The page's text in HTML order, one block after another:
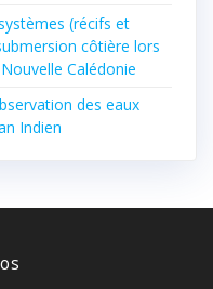
(récifs et
côtière lors
Calédonie
des eaux
Indien